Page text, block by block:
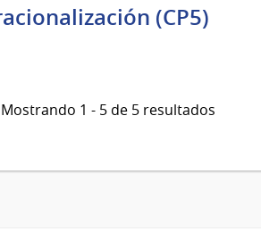
(CP5)
Mostrando 1 - 5 de 5 resultados